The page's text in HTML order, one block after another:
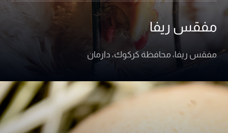
مفقس ريفا
مفقس ريفا، محافظة كركوك، دارمان